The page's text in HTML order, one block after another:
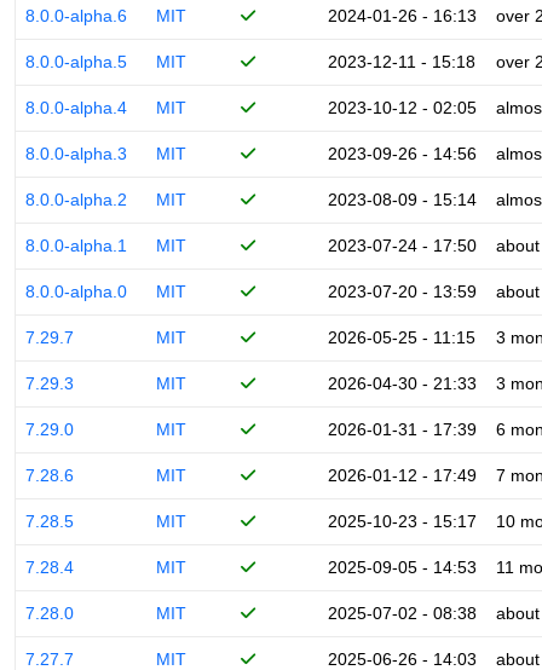
8.0.0-alpha.6 MIT 2024-01-26 - 16:13 over
8.0.0-alpha.5 MIT 2023-12-11 - 15:18 over
8.0.0-alpha.4 MIT 2023-10-12 - 02:05
8.0.0-alpha.3 MIT 2023-09-26 - 14:56
8.0.0-alpha.2 MIT 2023-08-09 - 15:14
8.0.0-alpha.1 MIT 2023-07-24 - 17:50
8.0.0-alpha.0 MIT 2023-07-20 - 13:59
7.29.7 MIT 2026-05-25 - 11:15 3
7.29.3 MIT 2026-04-30 - 21:33 3
7.29.0 MIT 2026-01-31 - 17:39 6
7.28.6 MIT 2026-01-12 - 17:49 7
7.28.5 MIT 2025-10-23 - 15:17 10
7.28.4 MIT 2025-09-05 - 14:53 11
7.28.0 MIT 2025-07-02 - 08:38
7.27.7 MIT 2025-06-26 - 14:03